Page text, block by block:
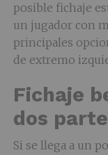
posible fichaje
un jugador con
principales
de extremo
Fichaje
dos
Si se llega a un